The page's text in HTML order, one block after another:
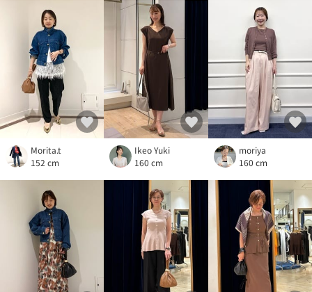
Morita.t
152 cm
Ikeo Yuki
160 cm
moriya
160 cm